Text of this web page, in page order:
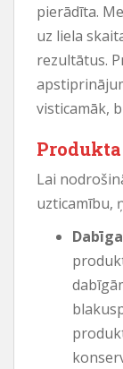
pierādīta.
uz liela
rezultātus.
visticamāk,
Lai
uzticamību,